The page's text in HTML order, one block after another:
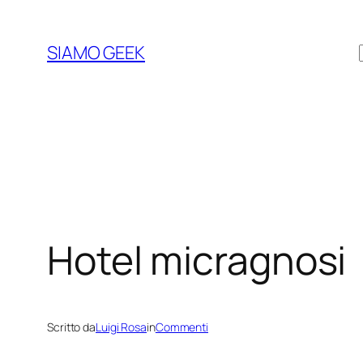
contenuto
SIAMO GEEK
Hotel micragnosi
Scritto daLuigi RosainCommenti